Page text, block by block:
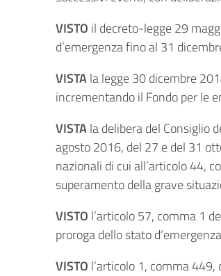
VISTO il decreto-legge 29
d’emergenza fino al 31
VISTAla legge 30 dicembre
incrementando il Fondo per le
VISTAla delibera del Consiglio
agosto 2016, del 27 e del 31
nazionali di cui all’articolo 44,
superamento della grave
VISTO l’articolo 57, comma 1
proroga dello stato
VISTO l’articolo 1, comma